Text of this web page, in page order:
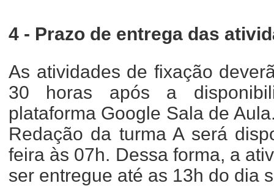
4 - Prazo de entrega das
As atividades de fixação
30 horas após a
plataforma Google Sala de
Redação da turma A será
feira às 07h. Dessa forma, a
ser entregue até as 13h do dia